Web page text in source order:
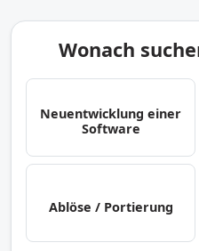
Wonach
Neuentwicklung einer
Software
Ablöse / Portierung